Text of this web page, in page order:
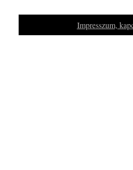
Florian Ross
2026. augusztus 01.
Impresszum,